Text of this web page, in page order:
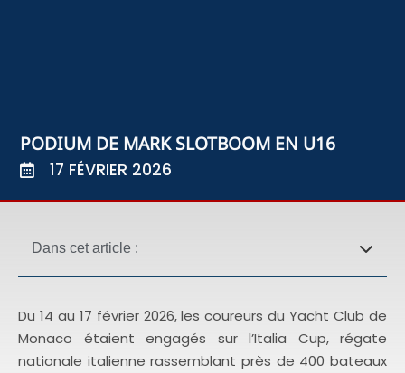
PODIUM DE MARK SLOTBOOM EN U16
17 FÉVRIER 2026
Dans cet article :
Du 14 au 17 février 2026, les coureurs du Yacht Club de
Monaco étaient engagés sur l’Italia Cup, régate
nationale italienne rassemblant près de 400 bateaux